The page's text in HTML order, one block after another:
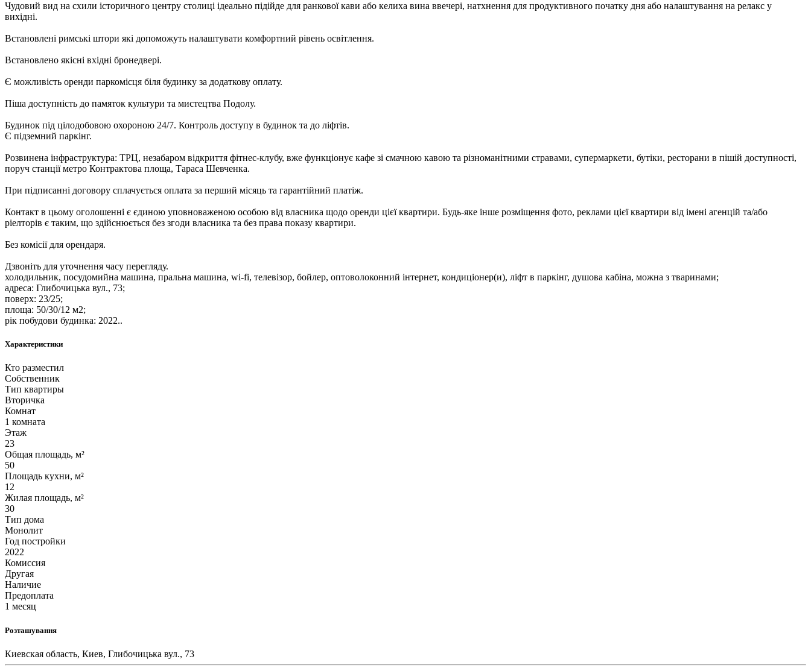
Чудовий вид на схили історичного центру столиці ідеально підійде для ранкової кави або келиха вина ввечері, натхнення для продуктивного початку дня або налаштування на релакс у
вихідні.
Встановлені римські штори які допоможуть налаштувати комфортний рівень освітлення.
Встановлено якісні вхідні бронедвері.
Є можливість оренди паркомісця біля будинку за додаткову оплату.
Піша доступність до памяток культури та мистецтва Подолу.
Будинок під цілодобовою охороною 24/7. Контроль доступу в будинок та до ліфтів.
Є підземний паркінг.
Розвинена інфраструктура: ТРЦ, незабаром відкриття фітнес-клубу, вже функціонує кафе зі смачною кавою та різноманітними стравами, супермаркети, бутіки, ресторани в пішій доступності,
поруч станції метро Контрактова площа, Тараса Шевченка.
При підписанні договору сплачується оплата за перший місяць та гарантійний платіж.
Контакт в цьому оголошенні є єдиною уповноваженою особою від власника щодо оренди цієї квартири. Будь-яке інше розміщення фото, реклами цієї квартири від імені агенцій та/або
ріелторів є таким, що здійснюється без згоди власника та без права показу квартири.
Без комісії для орендаря.
Дзвоніть для уточнення часу перегляду.
холодильник, посудомийна машина, пральна машина, wi-fi, телевізор, бойлер, оптоволоконний інтернет, кондиціонер(и), ліфт в паркінг, душова кабіна, можна з тваринами;
адреса: Глибочицька вул., 73;
поверх: 23/25;
площа: 50/30/12 м2;
рік побудови будинка: 2022..
Характеристики
Кто разместил
Собственник
Тип квартиры
Вторичка
Комнат
1 комната
Этаж
23
Общая площадь, м²
50
Площадь кухни, м²
12
Жилая площадь, м²
30
Тип дома
Монолит
Год постройки
2022
Комиссия
Другая
Наличие
Предоплата
1 месяц
Розташування
Киевская область, Киев, Глибочицька вул., 73